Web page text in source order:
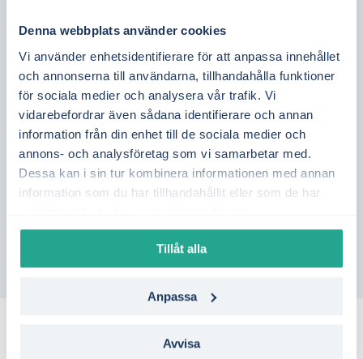
Denna webbplats använder cookies
Vi använder enhetsidentifierare för att anpassa innehållet
och annonserna till användarna, tillhandahålla funktioner
för sociala medier och analysera vår trafik. Vi
vidarebefordrar även sådana identifierare och annan
information från din enhet till de sociala medier och
annons- och analysföretag som vi samarbetar med.
Dessa kan i sin tur kombinera informationen med annan
information som du har tillhandahållit eller som de har
Tillåt alla
Anpassa
Avvisa
Vilket elavtal är bäst för
mig?
Vem måste stå på
elavtalet?
Visar ni alla elavtal på